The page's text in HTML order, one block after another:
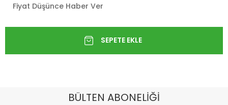
Fiyat Düşünce Haber Ver
BÜLTEN ABONELİĞİ